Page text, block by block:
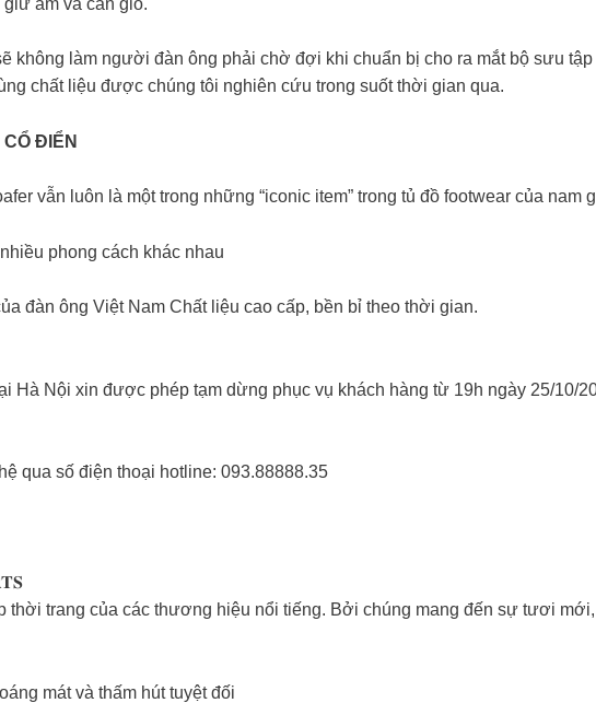
không làm người đàn ông phải chờ đợi khi chuẩn bị cho ra mắt bộ sưu
chất liệu được chúng tôi nghiên cứu trong suốt thời gian qua.
ĐIỂN
vẫn luôn là một trong những “iconic item” trong tủ đồ footwear của nam
phong cách khác nhau
đàn ông Việt Nam Chất liệu cao cấp, bền bỉ theo thời gian.
Hà Nội xin được phép tạm dừng phục vụ khách hàng từ 19h ngày 25/10/
qua số điện thoại hotline: 093.88888.35
thời trang của các thương hiệu nổi tiếng. Bởi chúng mang đến sự tươi
mát và thấm hút tuyệt đối